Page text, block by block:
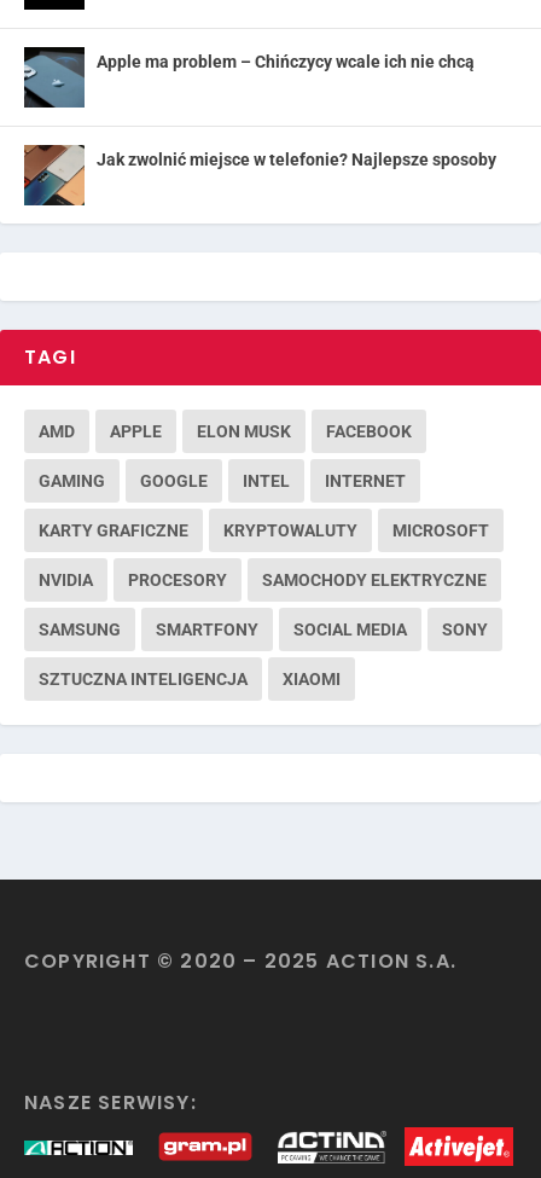
Apple ma problem – Chińczycy wcale ich nie chcą
Jak zwolnić miejsce w telefonie? Najlepsze sposoby
TAGI
AMD APPLE ELON MUSK FACEBOOK
GAMING GOOGLE INTEL INTERNET
KARTY GRAFICZNE KRYPTOWALUTY MICROSOFT
NVIDIA PROCESORY SAMOCHODY ELEKTRYCZNE
SAMSUNG SMARTFONY SOCIAL MEDIA SONY
SZTUCZNA INTELIGENCJA XIAOMI
COPYRIGHT © 2020 – 2025 ACTION S.A.
NASZE SERWISY: